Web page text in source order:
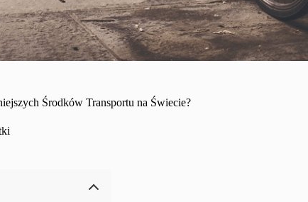
Środków Transportu na Świecie?